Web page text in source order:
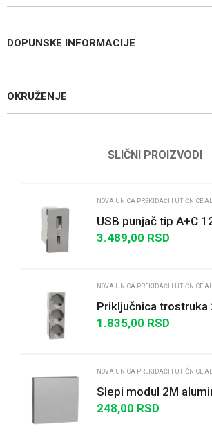
DOPUNSKE INFORMACIJE
OKRUŽENJE
SLIČNI PROIZVODI
NOVA UNICA PREKIDAĆI I UTIČNICE
USB punjač tip A+C
aluminijum
3.489,00 RSD
NOVA UNICA PREKIDAĆI I UTIČNICE
Priključnica trostruka
bezvijačna aluminijum
1.835,00 RSD
NOVA UNICA PREKIDAĆI I UTIČNICE
Slepi modul 2M
248,00 RSD